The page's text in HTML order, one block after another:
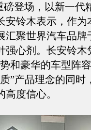
登场，以新一代
安铃木表示，作为
汇聚世界汽车品牌
强心剂。长安铃木
和豪华的车型阵
”产品理念的同时
度信心。